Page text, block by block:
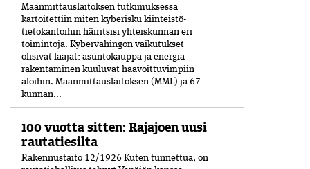
Maanmittauslaitoksen tutkimuksessa
kartoitettiin miten kyberisku kiinteistö­
tietokantoihin häiritsisi yhteiskunnan eri
toimintoja. Kyber­vahingon vaikutukset
olisivat laajat: asuntokauppa ja energia­
rakentaminen kuuluvat haavoittuvimpiin
aloihin. Maanmittauslaitoksen (MML) ja 67
kunnan...
100 vuotta sitten: Rajajoen uusi
rautatiesilta
Rakennustaito 12/1926 Kuten tunnettua, on